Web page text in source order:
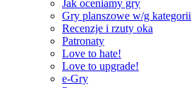
Jak oceniamy gry
Gry planszowe w/g kategorii
Recenzje i rzuty oka
Patronaty
Love to hate!
Love to upgrade!
e-Gry